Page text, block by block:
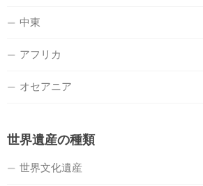
中東
アフリカ
オセアニア
世界遺産の種類
世界文化遺産